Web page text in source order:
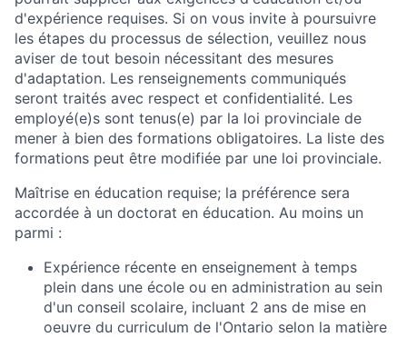
d'expérience requises. Si on vous invite à poursuivre
les étapes du processus de sélection, veuillez nous
aviser de tout besoin nécessitant des mesures
d'adaptation. Les renseignements communiqués
seront traités avec respect et confidentialité. Les
employé(e)s sont tenus(e) par la loi provinciale de
mener à bien des formations obligatoires. La liste des
formations peut être modifiée par une loi provinciale.
Maîtrise en éducation requise; la préférence sera
accordée à un doctorat en éducation. Au moins un
parmi :
Expérience récente en enseignement à temps
plein dans une école ou en administration au sein
d'un conseil scolaire, incluant 2 ans de mise en
oeuvre du curriculum de l'Ontario selon la matière